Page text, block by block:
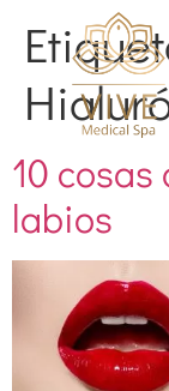
10
labios